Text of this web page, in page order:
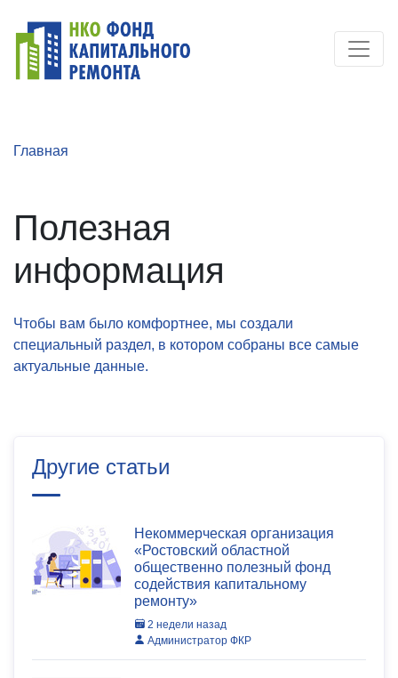
Главная
Полезная
информация
Чтобы вам было комфортнее, мы создали
специальный раздел, в котором собраны все самые
актуальные данные.
Другие статьи
Некоммерческая организация
«Ростовский областной
общественно полезный фонд
содействия капитальному
ремонту»
2 недели назад
Администратор ФКР